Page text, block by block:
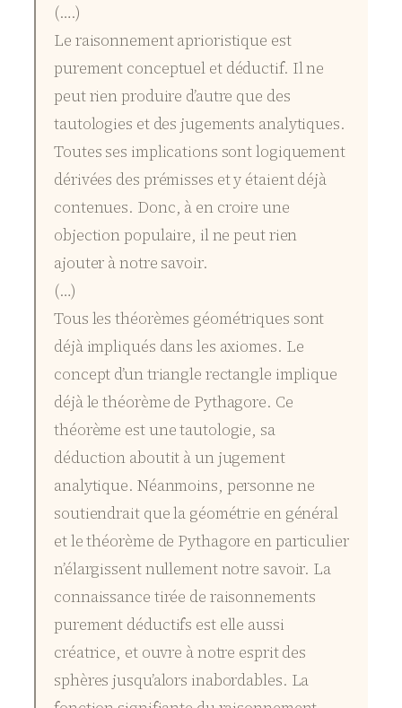
(….)
Le raisonnement aprioristique est
purement conceptuel et déductif. Il ne
peut rien produire d’autre que des
tautologies et des jugements analytiques.
Toutes ses implications sont logiquement
dérivées des prémisses et y étaient déjà
contenues. Donc, à en croire une
objection populaire, il ne peut rien
ajouter à notre savoir.
(…)
Tous les théorèmes géométriques sont
déjà impliqués dans les axiomes. Le
concept d’un triangle rectangle implique
déjà le théorème de Pythagore. Ce
théorème est une tautologie, sa
déduction aboutit à un jugement
analytique. Néanmoins, personne ne
soutiendrait que la géométrie en général
et le théorème de Pythagore en particulier
n’élargissent nullement notre savoir. La
connaissance tirée de raisonnements
purement déductifs est elle aussi
créatrice, et ouvre à notre esprit des
sphères jusqu’alors inabordables. La